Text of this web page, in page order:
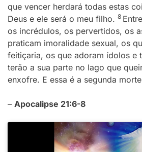
que vencer herdará todas estas
Deus e ele será o meu filho. 8
os incrédulos, os pervertidos, os
praticam imoralidade sexual, os
feitiçaria, os que adoram ídolos e
terão a sua parte no lago que
enxofre. E essa é a segunda
– Apocalipse 21:6-8